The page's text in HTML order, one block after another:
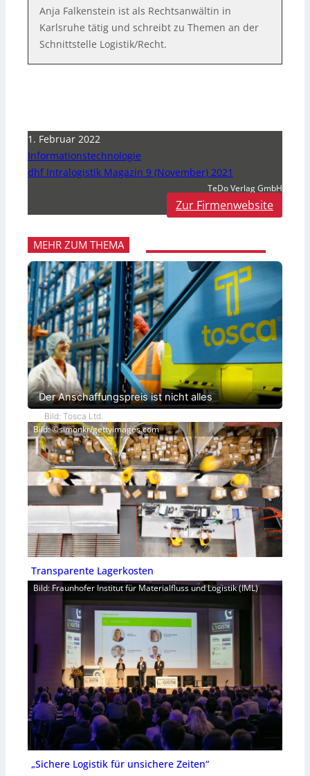
Anja Falkenstein ist als Rechtsanwältin in
Karlsruhe tätig und schreibt zu Themen an der
Schnittstelle Logistik/Recht.
1. Februar 2022
Informationstechnologie
dhf Intralogistik Magazin 9 (November) 2021
TeDo Verlag GmbH
Zur Firmenwebsite
MEHR ZUM THEMA
Der Anschaffungspreis ist nicht alles
Bild: Tosca Ltd.
Bild: ©simonkr/gettyimages.com
Transparente Lagerkosten
Bild: Fraunhofer Institut für Materialfluss und Logistik (IML)
„Sichere Logistik für unsichere Zeiten“